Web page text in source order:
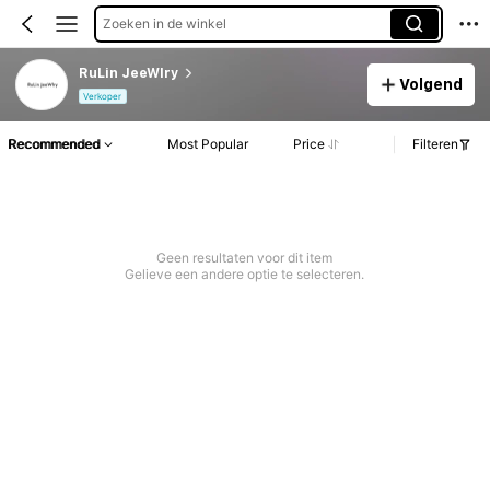
Zoeken in de winkel
RuLin JeeWlry
Verkoper
Volgend
Recommended Most Popular Price Filteren
Geen resultaten voor dit item
Gelieve een andere optie te selecteren.